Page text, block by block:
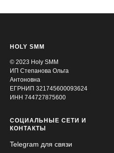
HOLY SMM
© 2023 Holy SMM
ИП Степанова Ольга
Антоновна
ЕГРНИП 321745600093624
ИНН 744727875600
СОЦИАЛЬНЫЕ СЕТИ И
КОНТАКТЫ
Telegram для связи